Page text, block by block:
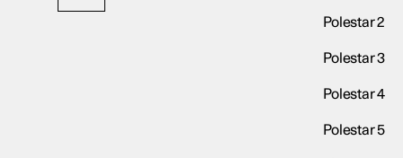
Polestar 2
Polestar 3
Polestar 4
Polestar 5